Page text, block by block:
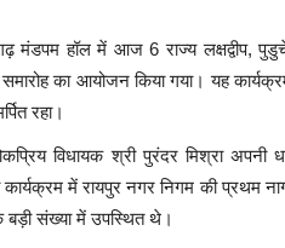
मंडपम हॉल में आज 6 राज्य लक्षद्वीप,
का आयोजन किया गया। यह
रहा।
विधायक श्री पुरंदर मिश्रा अपनी
में रायपुर नगर निगम की प्रथम
बड़ी संख्या में उपस्थित थे।